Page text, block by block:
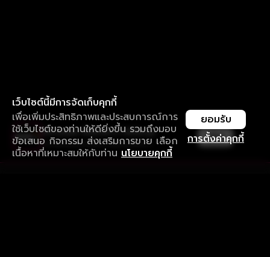
เว็บไซต์นี้มีการจัดเก็บคุกกี้
เพื่อเพิ่มประสิทธิภาพและประสบการณ์การ
ใช้เว็บไซต์ของท่านให้ดียิ่งขึ้น รวมถึงมอบ
ข้อเสนอ กิจกรรม ส่งเสริมการขาย เลือก
เนื้อหาที่เหมาะสมให้กับท่าน นโยบายคุกกี้
การตั้งค่าคุกกี้
ยอมรับ
ใช้งานแอป ลื่นไหลกว่า ไม่มีสะดุด
ดาวน์โหลดแอปเพื่อการรับชมที่ดีกว่า เปิด